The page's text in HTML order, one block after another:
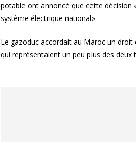
potable ont annoncé que cette décision
système électrique national».
Le gazoduc accordait au Maroc un
qui représentaient un peu plus des